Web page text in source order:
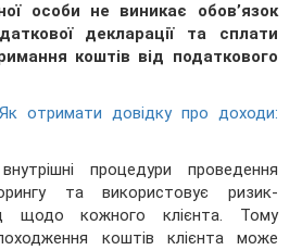
особи не виникає обов’язок
декларації та сплати
коштів від податкового
Як отримати довідку про доходи:
процедури проведення
та використовує ризик-
щодо кожного клієнта. Тому
коштів клієнта може